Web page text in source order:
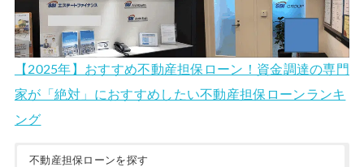
【2025年】おすすめ不動産担保ローン！資金調達の専門
家が「絶対」におすすめしたい不動産担保ローンランキ
ング
不動産担保ローンを探す